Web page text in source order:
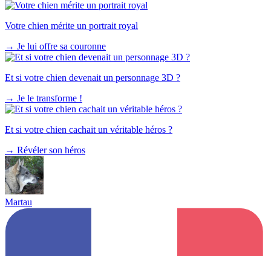
Votre chien mérite un portrait royal
→ Je lui offre sa couronne
Et si votre chien devenait un personnage 3D ?
→ Je le transforme !
Et si votre chien cachait un véritable héros ?
→ Révéler son héros
Martau